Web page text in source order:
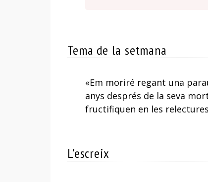
Tema de la setmana
«Em moriré regant una
anys després de la seva
fructifiquen en les
L'escreix